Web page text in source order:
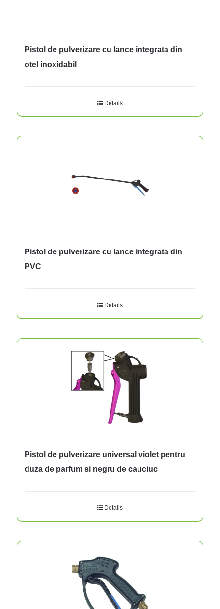
Pistol de pulverizare cu lance integrata din
otel inoxidabil
Details
Pistol de pulverizare cu lance integrata din
PVC
Details
Pistol de pulverizare universal violet pentru
duza de parfum si negru de cauciuc
Details